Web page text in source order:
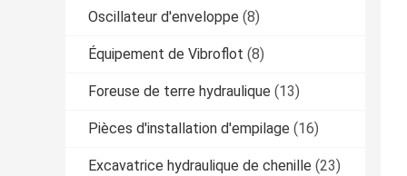
Oscillateur d'enveloppe (8)
Équipement de Vibroflot (8)
Foreuse de terre hydraulique (13)
Pièces d'installation d'empilage (16)
Excavatrice hydraulique de chenille (23)